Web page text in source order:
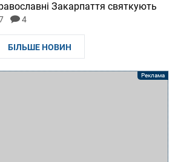
Закарпаття святкують
4
БІЛЬШЕ НОВИН